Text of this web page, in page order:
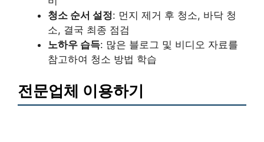
청소 순서 설정: 먼지 제거 후 청소, 바닥 청
소, 결국 최종 점검
노하우 습득: 많은 블로그 및 비디오 자료를
참고하여 청소 방법 학습
전문업체 이용하기